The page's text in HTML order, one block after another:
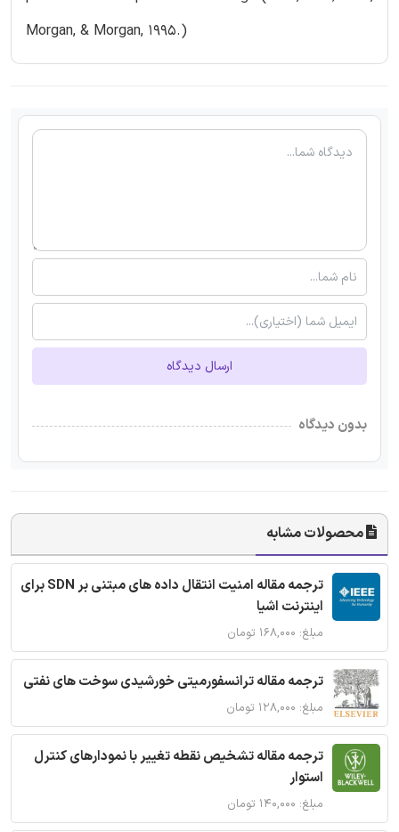
Morgan, & Morgan, 1995.)
ارسال دیدگاه
بدون دیدگاه
محصولات مشابه
ترجمه مقاله امنیت انتقال داده های مبتنی بر SDN برای
اینترنت اشیا
مبلغ: ۱۶۸,۰۰۰ تومان
ترجمه مقاله ترانسفورمیتی خورشیدی سوخت های نفتی
مبلغ: ۱۲۸,۰۰۰ تومان
ترجمه مقاله تشخیص نقطه تغییر با نمودارهای کنترل
استوار
مبلغ: ۱۴۰,۰۰۰ تومان